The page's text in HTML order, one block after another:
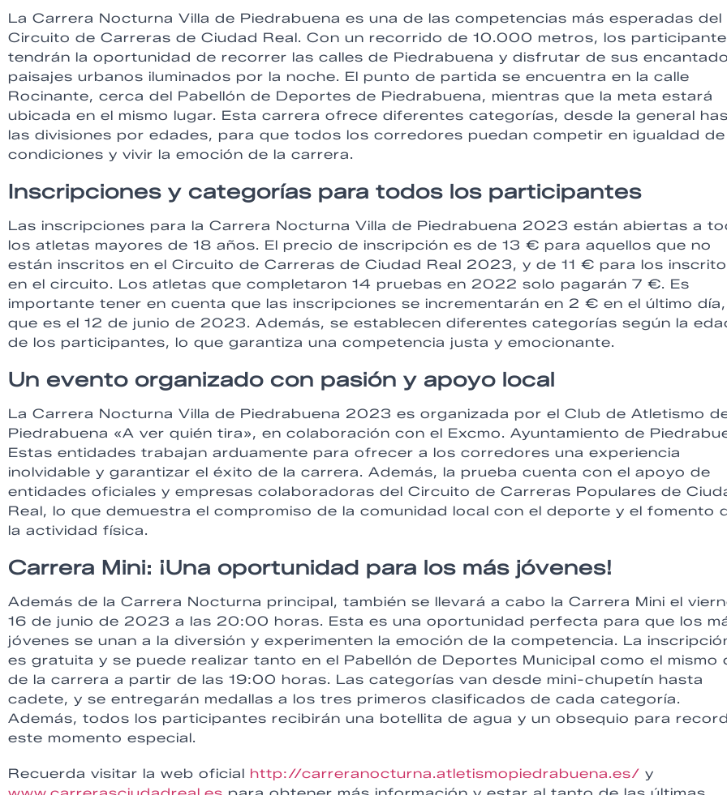
La Carrera Nocturna Villa de Piedrabuena es una de las competencias más esperadas del
Circuito de Carreras de Ciudad Real. Con un recorrido de 10.000 metros, los
tendrán la oportunidad de recorrer las calles de Piedrabuena y disfrutar de sus
paisajes urbanos iluminados por la noche. El punto de partida se encuentra en la calle
Rocinante, cerca del Pabellón de Deportes de Piedrabuena, mientras que la meta estará
ubicada en el mismo lugar. Esta carrera ofrece diferentes categorías, desde la general
las divisiones por edades, para que todos los corredores puedan competir en igualdad de
condiciones y vivir la emoción de la carrera.
Inscripciones y categorías para todos los participantes
Las inscripciones para la Carrera Nocturna Villa de Piedrabuena 2023 están abiertas a
los atletas mayores de 18 años. El precio de inscripción es de 13 € para aquellos que no
están inscritos en el Circuito de Carreras de Ciudad Real 2023, y de 11 € para los
en el circuito. Los atletas que completaron 14 pruebas en 2022 solo pagarán 7 €. Es
importante tener en cuenta que las inscripciones se incrementarán en 2 € en el último día,
que es el 12 de junio de 2023. Además, se establecen diferentes categorías según la
de los participantes, lo que garantiza una competencia justa y emocionante.
Un evento organizado con pasión y apoyo local
La Carrera Nocturna Villa de Piedrabuena 2023 es organizada por el Club de Atletismo
Piedrabuena «A ver quién tira», en colaboración con el Excmo. Ayuntamiento de
Estas entidades trabajan arduamente para ofrecer a los corredores una experiencia
inolvidable y garantizar el éxito de la carrera. Además, la prueba cuenta con el apoyo de
entidades oficiales y empresas colaboradoras del Circuito de Carreras Populares de
Real, lo que demuestra el compromiso de la comunidad local con el deporte y el fomento
la actividad física.
Carrera Mini: ¡Una oportunidad para los más jóvenes!
Además de la Carrera Nocturna principal, también se llevará a cabo la Carrera Mini el
16 de junio de 2023 a las 20:00 horas. Esta es una oportunidad perfecta para que los
jóvenes se unan a la diversión y experimenten la emoción de la competencia. La
es gratuita y se puede realizar tanto en el Pabellón de Deportes Municipal como el mismo
de la carrera a partir de las 19:00 horas. Las categorías van desde mini-chupetín hasta
cadete, y se entregarán medallas a los tres primeros clasificados de cada categoría.
Además, todos los participantes recibirán una botellita de agua y un obsequio para
este momento especial.
Recuerda visitar la web oficial http://carreranocturna.atletismopiedrabuena.es/ y